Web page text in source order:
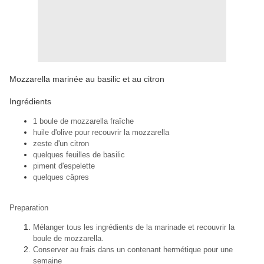
Mozzarella marinée au basilic et au citron
Ingrédients
1 boule de mozzarella fraîche
huile d'olive pour recouvrir la mozzarella
zeste d'un citron
quelques feuilles de basilic
piment d'espelette
quelques câpres
Preparation
Mélanger tous les ingrédients de la marinade et recouvrir la
boule de mozzarella.
Conserver au frais dans un contenant hermétique pour une
semaine